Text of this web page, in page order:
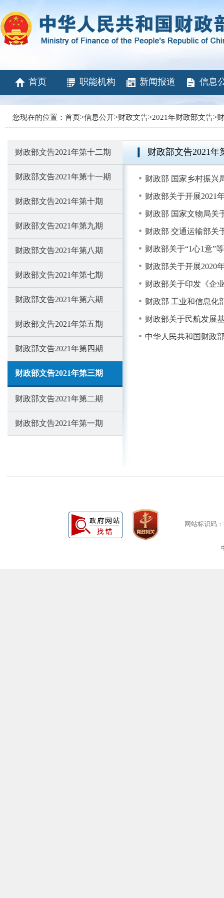
首页 职能机构 新闻报道 信息
您现在的位置： 首页>信息公开>财政文告>2021年财政部文告>
财政部文告2021年第十二期
财政部文告2021年第十一期
财政部文告2021年第十期
财政部文告2021年第九期
财政部文告2021年第八期
财政部文告2021年第七期
财政部文告2021年第六期
财政部文告2021年第五期
财政部文告2021年第四期
财政部文告2021年第三期
财政部文告2021年第二期
财政部文告2021年第一期
财政部文告2021年
财政部 国家乡村振兴
财政部关于开展2021
财政部 国家文物局关
财政部 交通运输部关
财政部关于“1心1意”
财政部关于开展2020
财政部关于印发《企
财政部 工业和信息化
财政部关于民航发展
中华人民共和国财政
网站标识码